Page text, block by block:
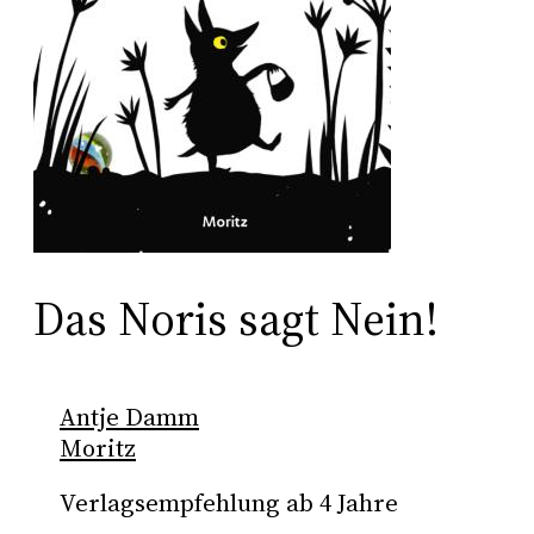
Das Noris sagt Nein!
Antje Damm
Moritz
Verlagsempfehlung ab 4 Jahre